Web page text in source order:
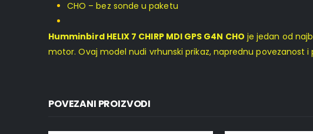
CHO – bez sonde u paketu
Humminbird HELIX 7 CHIRP MDI GPS G4N CHO je jedan od
motor. Ovaj model nudi vrhunski prikaz, naprednu
POVEZANI PROIZVODI